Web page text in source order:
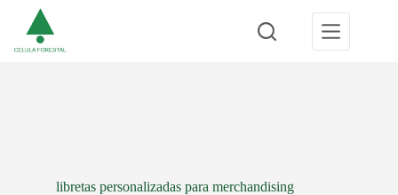
contenido
libretas personalizadas para merchandising